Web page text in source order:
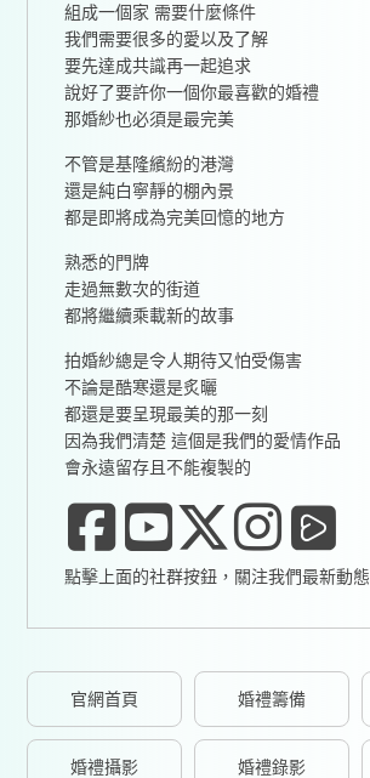
組成一個家 需要什麼條件
我們需要很多的愛以及了解
要先達成共識再一起追求
說好了要許你一個你最喜歡的婚禮
那婚紗也必須是最完美
不管是基隆繽紛的港灣
還是純白寧靜的棚內景
都是即將成為完美回憶的地方
熟悉的門牌
走過無數次的街道
都將繼續乘載新的故事
拍婚紗總是令人期待又怕受傷害
不論是酷寒還是炙曬
都還是要呈現最美的那一刻
因為我們清楚 這個是我們的愛情作品
會永遠留存且不能複製的
點擊上面的社群按鈕，關注我們最新動態
官網首頁 婚禮籌備
婚禮攝影 婚禮錄影